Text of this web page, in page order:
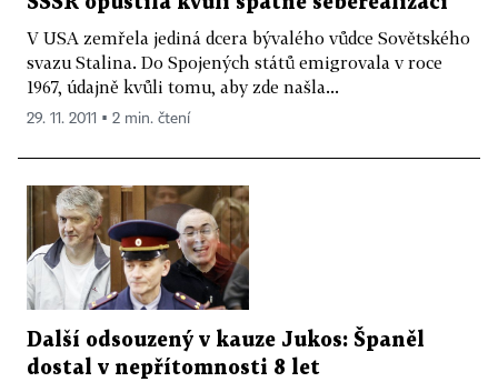
V USA zemřela jediná dcera bývalého vůdce Sovětského
svazu Stalina. Do Spojených států emigrovala v roce
1967, údajně kvůli tomu, aby zde našla...
29. 11. 2011 ▪ 2 min. čtení
Další odsouzený v kauze Jukos: Španěl
dostal v nepřítomnosti 8 let